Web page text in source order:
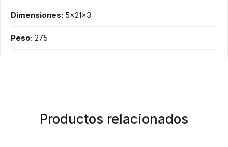
Dimensiones: 5x21x3
Peso: 275
Productos relacionados